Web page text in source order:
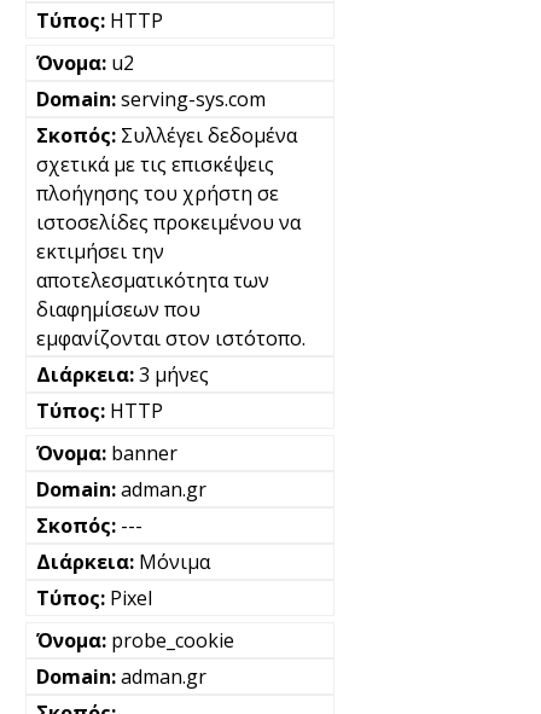
HTTP
u2
serving-sys.com
Συλλέγει δεδομένα
σχετικά με τις επισκέψεις
πλοήγησης του χρήστη σε
ιστοσελίδες προκειμένου να
εκτιμήσει την
αποτελεσματικότητα των
διαφημίσεων που
εμφανίζονται στον ιστότοπο.
3 μήνες
HTTP
banner
adman.gr
---
Μόνιμα
Pixel
probe_cookie
adman.gr